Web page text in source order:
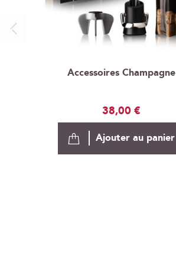
Accessoires Champagne
38,00 €
Ajouter au panier